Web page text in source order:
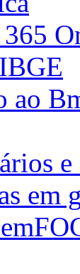
ao
e
em